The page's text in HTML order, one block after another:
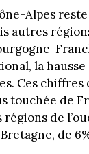
Alpes
autres
la
Ces
touchée de
de
de